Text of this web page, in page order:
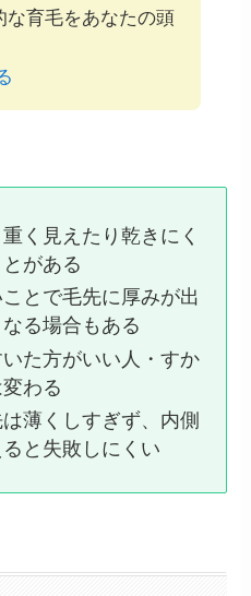
な育毛をあなたの頭
く見えたり乾きにく
がある
とで毛先に厚みが出
る場合もある
た方がいい人・すか
わる
薄くしすぎず、内側
と失敗しにくい